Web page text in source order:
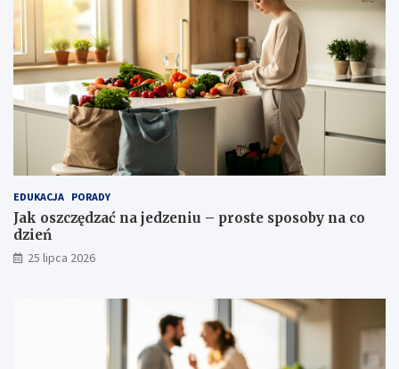
EDUKACJA PORADY
Jak oszczędzać na jedzeniu – proste sposoby na co
dzień
25 lipca 2026